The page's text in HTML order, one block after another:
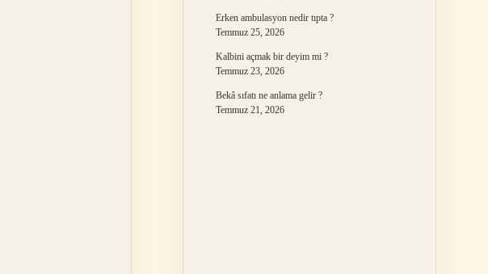
Erken ambulasyon nedir tıpta ?
Temmuz 25, 2026
Kalbini açmak bir deyim mi ?
Temmuz 23, 2026
Bekâ sıfatı ne anlama gelir ?
Temmuz 21, 2026